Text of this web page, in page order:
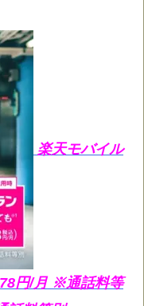
楽天モバイル
円/月 ※通話料等